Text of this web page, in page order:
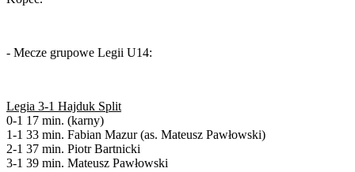
- Mecze grupowe Legii U14:
Legia 3-1 Hajduk Split
0-1 17 min. (karny)
1-1 33 min. Fabian Mazur (as. Mateusz Pawłowski)
2-1 37 min. Piotr Bartnicki
3-1 39 min. Mateusz Pawłowski